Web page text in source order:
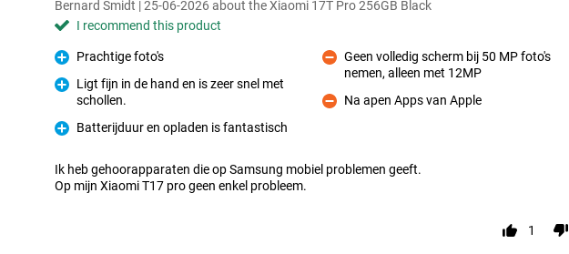
Bernard Smidt | 25-06-2026 about the Xiaomi 17T Pro 256GB Black
I recommend this product
Pro
Prachtige foto's
Ligt fijn in de hand en is zeer snel met
schollen.
Pro
Batterijduur en opladen is fantastisch
Geen volledig scherm bij 50 MP foto's
nemen, alleen met 12MP
Con
Na apen Apps van Apple
Ik heb gehoorapparaten die op Samsung mobiel problemen geeft.
Op mijn Xiaomi T17 pro geen enkel probleem.
1